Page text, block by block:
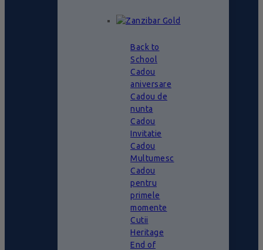
Back to
School
Cadou
aniversare
Cadou de
nunta
Cadou
Invitatie
Cadou
Multumesc
Cadou
pentru
primele
momente
Cutii
Heritage
End of